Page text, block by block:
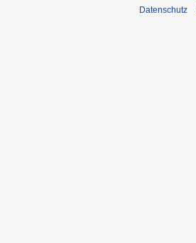
Datenschutz